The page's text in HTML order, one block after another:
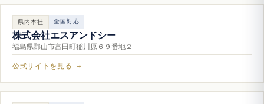
県内本社 全国対応
株式会社エスアンドシー
福島県郡山市富田町稲川原６９番地２
公式サイトを見る →